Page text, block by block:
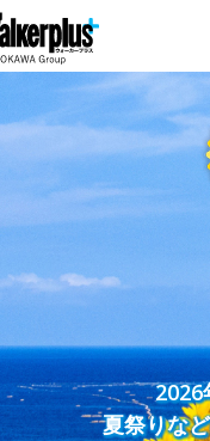
2026
夏祭りな